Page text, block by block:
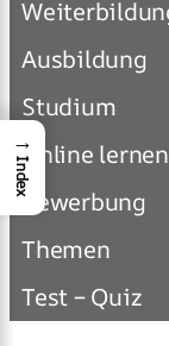
Ausbildung
Studium
Online lernen
Bewerbung
Themen
Test – Quiz
→
Index